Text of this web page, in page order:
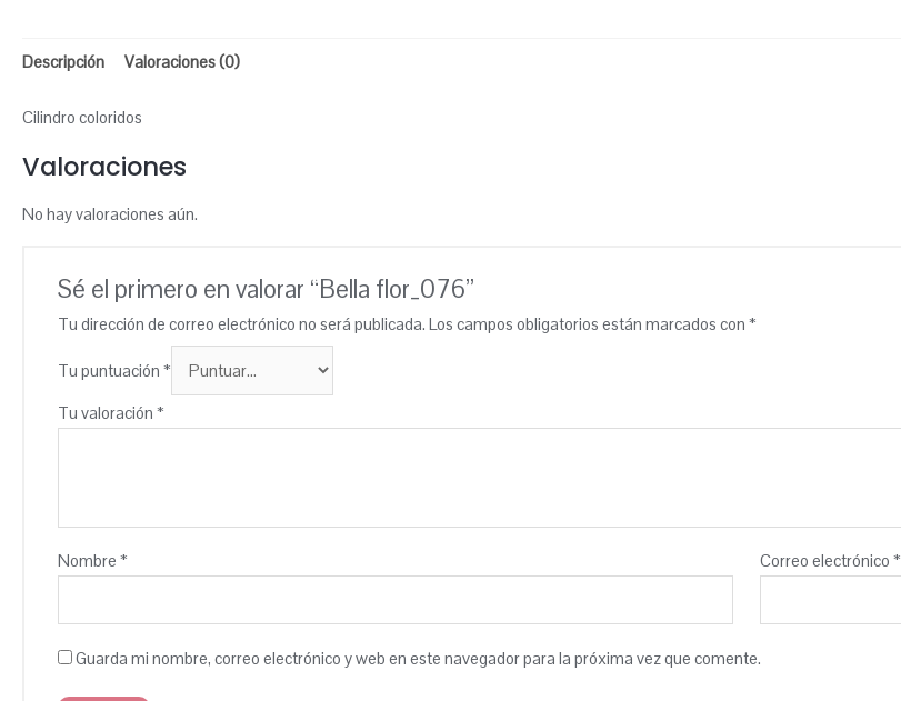
Descripción Valoraciones (0)
Cilindro coloridos
Valoraciones
No hay valoraciones aún.
Sé el primero en valorar “Bella flor_076”
Tu dirección de correo electrónico no será publicada. Los campos obligatorios están marcados con *
Tu puntuación *
Tu valoración *
Nombre * Correo electrónico*
Guarda mi nombre, correo electrónico y web en este navegador para la próxima vez que comente.